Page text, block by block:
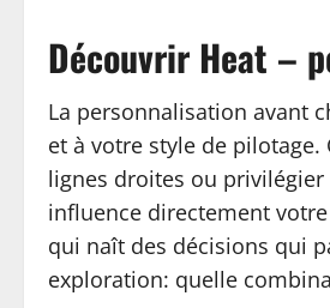
Découvrir Heat –
La personnalisation avant
et à votre style de
lignes droites ou
influence directement
qui naît des décisions qui
exploration: quelle